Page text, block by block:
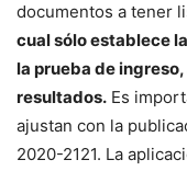
documentos a tener
cual sólo establece
la prueba de
resultados. Es
ajustan con la
2020-2121. La